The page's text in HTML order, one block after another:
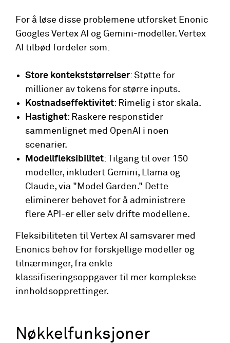
For å løse disse problemene utforsket Enonic
Googles Vertex AI og Gemini-modeller. Vertex
AI tilbød fordeler som:
Store kontekststørrelser: Støtte for
millioner av tokens for større inputs.
Kostnadseffektivitet: Rimelig i stor skala.
Hastighet: Raskere responstider
sammenlignet med OpenAI i noen
scenarier.
Modellfleksibilitet: Tilgang til over 150
modeller, inkludert Gemini, Llama og
Claude, via "Model Garden." Dette
eliminerer behovet for å administrere
flere API-er eller selv drifte modellene.
Fleksibiliteten til Vertex AI samsvarer med
Enonics behov for forskjellige modeller og
tilnærminger, fra enkle
klassifiseringsoppgaver til mer komplekse
innholdsopprettinger.
Nøkkelfunksjoner